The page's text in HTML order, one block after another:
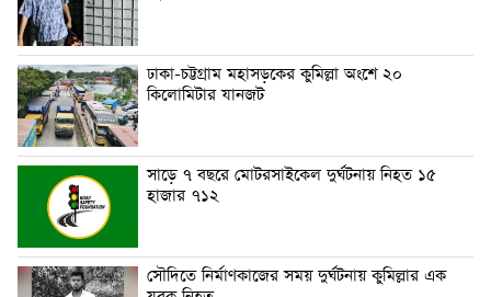
ঢাকা-চট্টগ্রাম মহাসড়কের কুমিল্লা অংশে ২০
কিলোমিটার যানজট
সাড়ে ৭ বছরে মোটরসাইকেল দুর্ঘটনায় নিহত ১৫
হাজার ৭১২
সৌদিতে নির্মাণকাজের সময় দুর্ঘটনায় কুমিল্লার এক